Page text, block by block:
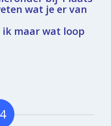
wat je er van
maar wat loop